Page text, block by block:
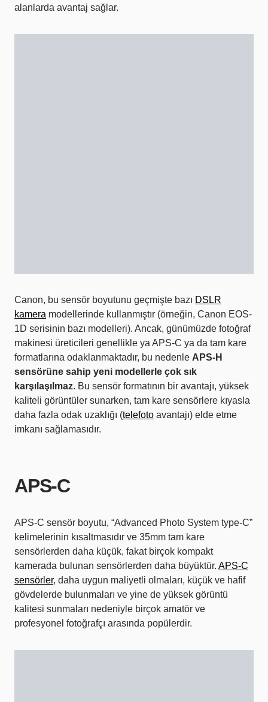
alanlarda avantaj sağlar.
Canon, bu sensör boyutunu geçmişte bazı DSLR
kamera modellerinde kullanmıştır (örneğin, Canon EOS-
1D serisinin bazı modelleri). Ancak, günümüzde fotoğraf
makinesi üreticileri genellikle ya APS-C ya da tam kare
formatlarına odaklanmaktadır, bu nedenle APS-H
sensörüne sahip yeni modellerle çok sık
karşılaşılmaz. Bu sensör formatının bir avantajı, yüksek
kaliteli görüntüler sunarken, tam kare sensörlere kıyasla
daha fazla odak uzaklığı (telefoto avantajı) elde etme
imkanı sağlamasıdır.
APS-C
APS-C sensör boyutu, “Advanced Photo System type-C”
kelimelerinin kısaltmasıdır ve 35mm tam kare
sensörlerden daha küçük, fakat birçok kompakt
kamerada bulunan sensörlerden daha büyüktür. APS-C
sensörler, daha uygun maliyetli olmaları, küçük ve hafif
gövdelerde bulunmaları ve yine de yüksek görüntü
kalitesi sunmaları nedeniyle birçok amatör ve
profesyonel fotoğrafçı arasında popülerdir.